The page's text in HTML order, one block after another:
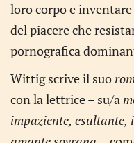
loro corpo e
del piacere che
pornografica
Wittig scrive il suo
con la lettrice – su/a
impaziente, esultante,